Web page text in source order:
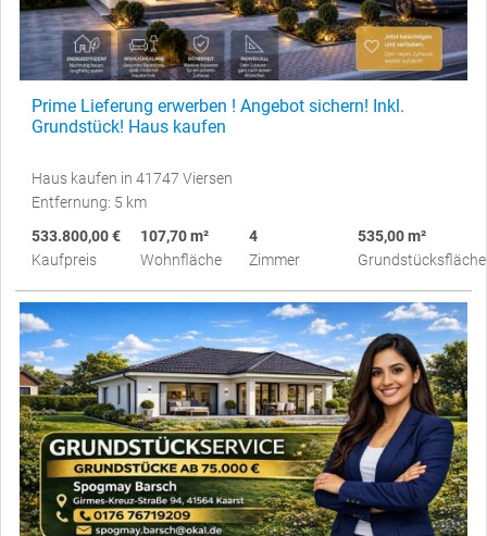
Prime Lieferung erwerben ! Angebot sichern! Inkl.
Grundstück! Haus kaufen
Haus kaufen in 41747 Viersen
Entfernung: 5 km
533.800,00 €
Kaufpreis
107,70 m²
Wohnfläche
4
Zimmer
535,00 m²
Grundstücksfläche